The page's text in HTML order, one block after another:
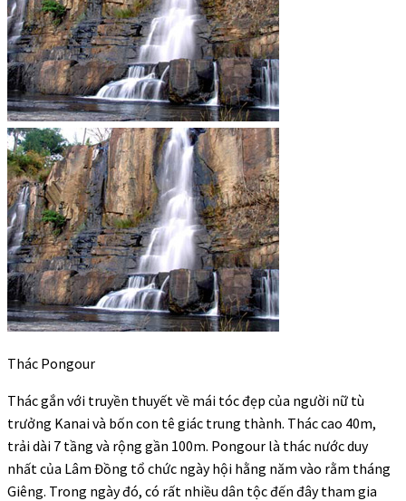
Thác Pongour
Thác gắn với truyền thuyết về mái tóc đẹp của người nữ tù
trưởng Kanai và bốn con tê giác trung thành. Thác cao 40m,
trải dài 7 tầng và rộng gần 100m. Pongour là thác nước duy
nhất của Lâm Đồng tổ chức ngày hội hằng năm vào rằm tháng
Giêng. Trong ngày đó, có rất nhiều dân tộc đến đây tham gia